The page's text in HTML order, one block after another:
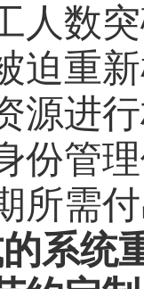
人数
迫重
源进
份管
所需
系统